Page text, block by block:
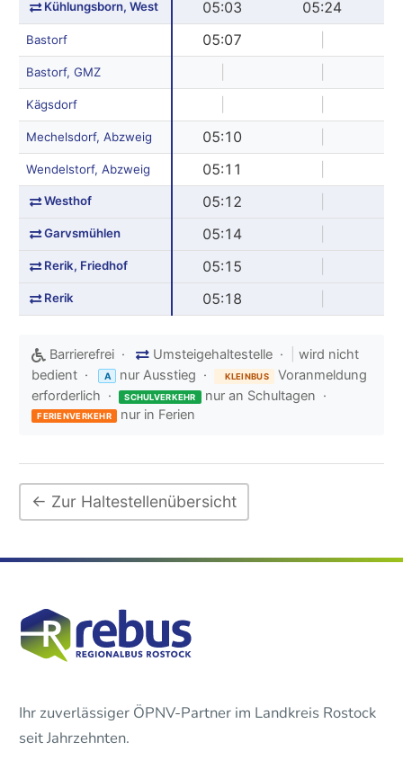
Kühlungsborn, West 05:03 05:24
Bastorf 05:07
Bastorf, GMZ
Kägsdorf
Mechelsdorf, Abzweig 05:10
Wendelstorf, Abzweig 05:11
Westhof 05:12
Garvsmühlen 05:14
Rerik, Friedhof 05:15
Rerik 05:18
Barrierefrei · Umsteigehaltestelle ·
wird nicht
bedient ·
A nur Ausstieg · KLEINBUS
Voranmeldung
erforderlich · SCHULVERKEHR nur an Schultagen ·
FERIENVERKEHR nur in Ferien
← Zur Haltestellenübersicht
Ihr zuverlässiger ÖPNV-Partner im Landkreis Rostock
seit Jahrzehnten.